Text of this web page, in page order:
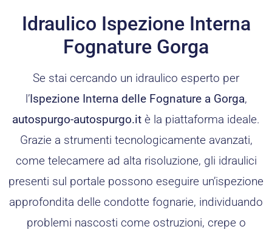
Idraulico Ispezione Interna
Fognature Gorga
Se stai cercando un idraulico esperto per
l’Ispezione Interna delle Fognature a Gorga,
autospurgo-autospurgo.it è la piattaforma ideale.
Grazie a strumenti tecnologicamente avanzati,
come telecamere ad alta risoluzione, gli idraulici
presenti sul portale possono eseguire un’ispezione
approfondita delle condotte fognarie, individuando
problemi nascosti come ostruzioni, crepe o